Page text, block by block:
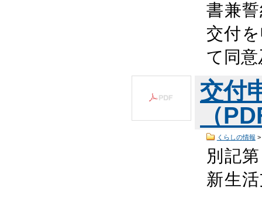
書兼
交付
て同
交付
（
くらしの情報 >
別記
新